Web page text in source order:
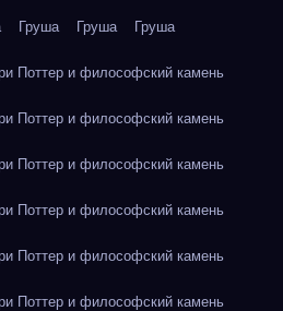
Груша Груша Груша
Поттер и философский камень
Поттер и философский камень
Поттер и философский камень
Поттер и философский камень
Поттер и философский камень
Поттер и философский камень